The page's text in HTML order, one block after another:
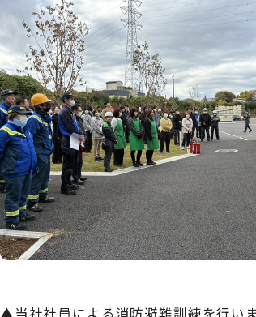
▲当社社員による消防避難訓練を行い